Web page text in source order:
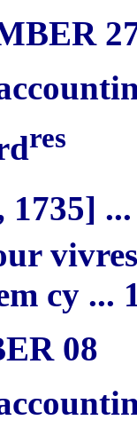
res
1735]
cy ...
08